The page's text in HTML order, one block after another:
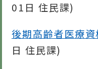
01日 住民課)
後期高齢者医療
日 住民課)